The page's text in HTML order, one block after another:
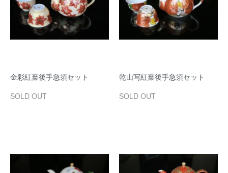
金彩紅葉後手急須セット
SOLD OUT
乾山写紅葉後手急須セット
SOLD OUT